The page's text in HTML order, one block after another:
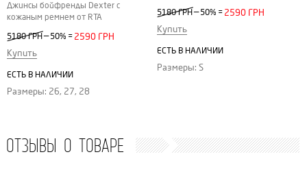
Джинсы бойфренды Dexter с
кожаным ремнем от RTA
5180 ГРН — 50% = 2590 ГРН
Купить
ЕСТЬ В НАЛИЧИИ
Размеры: 26, 27, 28
5180 ГРН— 50% = 2590 ГРН
Купить
ЕСТЬ В НАЛИЧИИ
Размеры: S
ОТЗЫВЫ О ТОВАРЕ